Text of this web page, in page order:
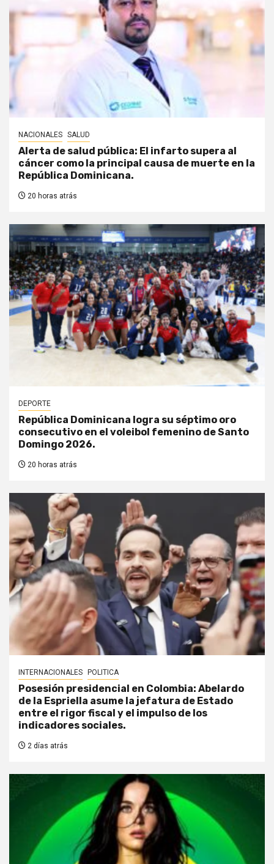
NACIONALES SALUD
Alerta de salud pública: El infarto supera al
cáncer como la principal causa de muerte en la
República Dominicana.
20 horas atrás
DEPORTE
República Dominicana logra su séptimo oro
consecutivo en el voleibol femenino de Santo
Domingo 2026.
20 horas atrás
INTERNACIONALES POLITICA
Posesión presidencial en Colombia: Abelardo
de la Espriella asume la jefatura de Estado
entre el rigor fiscal y el impulso de los
indicadores sociales.
2 días atrás